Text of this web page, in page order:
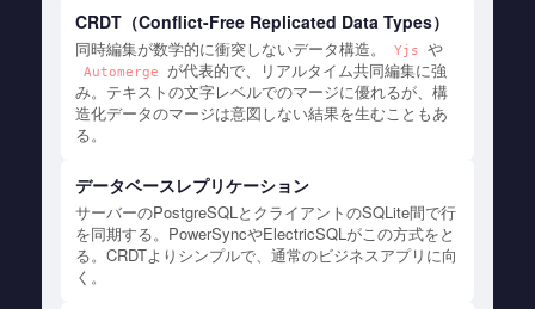
CRDT（Conflict-Free Replicated Data Types）
同時編集が数学的に衝突しないデータ構造。 Yjs や
Automerge
が代表的で、リアルタイム共同編集に強
み。テキストの文字レベルでのマージに優れるが、構
造化データのマージは意図しない結果を生むこともあ
る。
データベースレプリケーション
サーバーのPostgreSQLとクライアントのSQLite間で行
を同期する。PowerSyncやElectricSQLがこの方式をと
る。CRDTよりシンプルで、通常のビジネスアプリに向
く。